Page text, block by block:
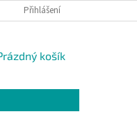
Přihlášení
košík